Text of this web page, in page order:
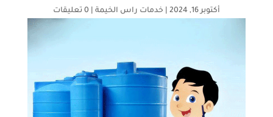
أكتوبر 16, 2024 خدمات راس الخيمة 0 تعليقات